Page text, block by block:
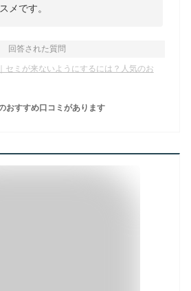
メです。
回答された質問
セミが来ないようにするには？人気のお
おすすめ口コミがあります